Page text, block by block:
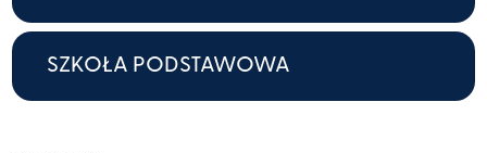
SZKOŁA PODSTAWOWA